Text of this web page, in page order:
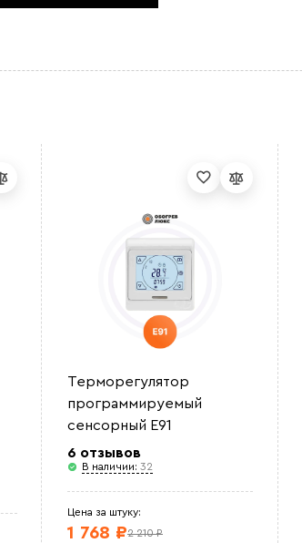
Терморегулятор
программируемый
сенсорный E91
6 отзывов
В наличии: 32
Цена за штуку:
2 210 ₽
1 768 ₽